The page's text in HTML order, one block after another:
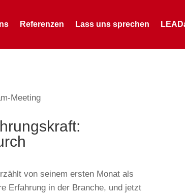
Referenzen Lass uns sprechen
von seinem ersten Monat als
Erfahrung in der Branche, und jetzt